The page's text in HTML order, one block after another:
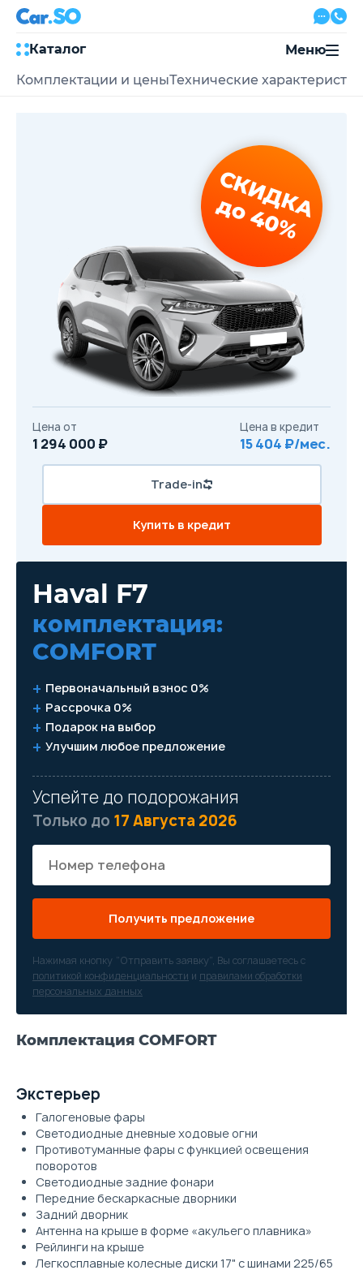
Каталог
8 800 500-03-23
с 08:00 по 20:00, без выходных
Привольная улица, 2, к5
Перезвоните мне
Меню
Комплектации и ценыТехнические
Haval F7
комплектация:
COMFORT
Первоначальный взнос 0%
Рассрочка 0%
Подарок на выбор
Улучшим любое предложение
Успейте до подорожания
Только до 17 Августа 2026
Получить предложение
Нажимая кнопку “Отправить заявку”, Вы соглашаетесь с
политикой конфиденциальности и правилами обработки
персональных данных
СКИДКА
до 40%
Цена от
1 294 000 ₽
Цена в кредит
15 404 ₽/мес.
Trade-in
Купить в кредит
Комплектация COMFORT
Экстерьер
Галогеновые фары
Светодиодные дневные ходовые огни
Противотуманные фары с функцией освещения
поворотов
Светодиодные задние фонари
Передние бескаркасные дворники
Задний дворник
Антенна на крыше в форме «акульего плавника»
Рейлинги на крыше
Легкосплавные колесные диски 17" с шинами 225/65